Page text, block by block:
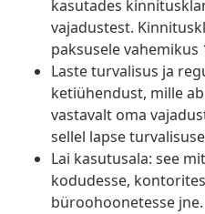
kasutades
vajadustest.
paksusele vahemikus
Laste turvalisus ja
ketiühendust, mille
vastavalt oma
sellel lapse
Lai kasutusala: see
kodudesse,
büroohoonetesse jne.